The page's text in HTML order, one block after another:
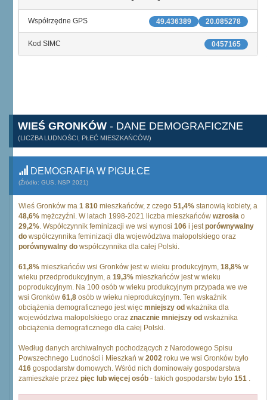
20.085278
49.436389
Współrzędne GPS
0457165
Kod SIMC
WIEŚ GRONKÓW - DANE DEMOGRAFICZNE
(LICZBA LUDNOŚCI, PŁEĆ MIESZKAŃCÓW)
DEMOGRAFIA W PIGUŁCE
(Źródło: GUS, NSP 2021)
Wieś Gronków ma 1 810 mieszkańców, z czego 51,4% stanowią kobiety, a
48,6% mężczyźni. W latach 1998-2021 liczba mieszkańców wzrosła o
29,2%. Współczynnik feminizacji we wsi wynosi 106 i jestporównywalny
do współczynnika feminizacji dla województwa małopolskiego oraz
porównywalny do współczynnika dla całej Polski.
61,8% mieszkańców wsi Gronków jest w wieku produkcyjnym, 18,8% w
wieku przedprodukcyjnym, a 19,3% mieszkańców jest w wieku
poprodukcyjnym. Na 100 osób w wieku produkcyjnym przypada we we
wsi Gronków 61,8 osób w wieku nieprodukcyjnym. Ten wskaźnik
obciążenia demograficznego jest więc mniejszy od wkażnika dla
województwa małopolskiego oraz znacznie mniejszy od wskażnika
obciążenia demograficznego dla całej Polski.
Według danych archiwalnych pochodzących z Narodowego Spisu
Powszechnego Ludności i Mieszkań w 2002 roku we wsi Gronków było
416 gospodarstw domowych. Wśród nich dominowały gospodarstwa
zamieszkałe przez pięc lub więcej osób - takich gospodarstw było 151 .